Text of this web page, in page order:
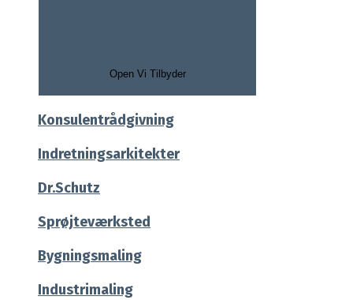
Open Vi Tilbyder
Konsulentrådgivning
Indretningsarkitekter
Dr.Schutz
Sprøjteværksted
Bygningsmaling
Industrimaling